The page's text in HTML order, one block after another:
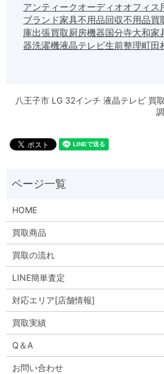
アンティークオーディオオフィス
ブランド家具不用品回収不用品買
庫出張買取 厨房機器国分寺大和家
器洗濯機液晶テレビ生前整理町田
八王子市 LG 32インチ 液晶テレビ 買取
HOME
買取商品
買取の流れ
LINE簡単査定
対応エリア[店舗情報]
買取実績
Q＆A
お問い合わせ